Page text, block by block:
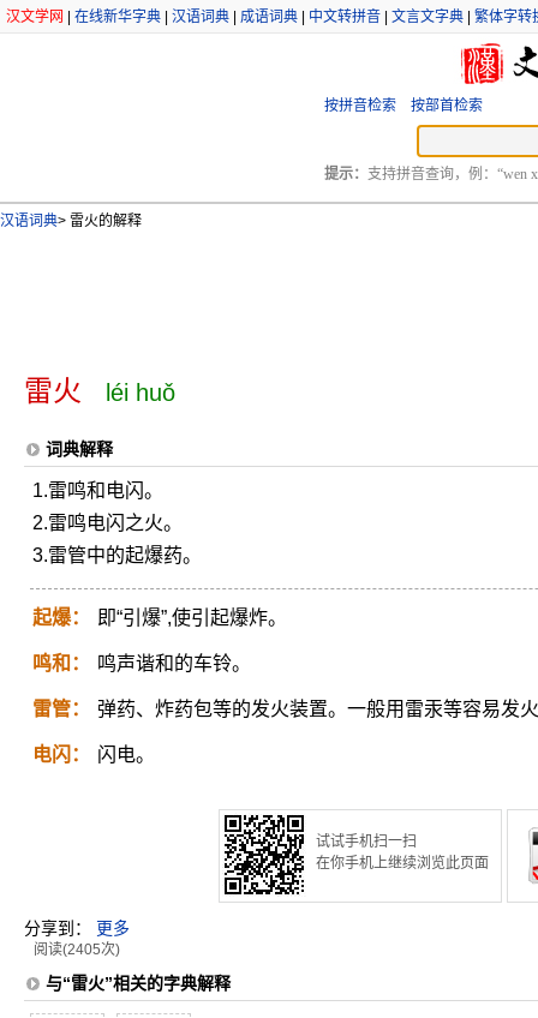
汉文学网 在线新华字典 汉语词典 成语词典 中文转拼音 文言文字典 繁体字转
按拼音检索 按部首检索
提示： 支持拼音查询，例：“wen
汉语词典> 雷火的解释
雷火 léi huǒ
词典解释
1.雷鸣和电闪。
2.雷鸣电闪之火。
3.雷管中的起爆药。
起爆： 即“引爆”,使引起爆炸。
鸣和： 鸣声谐和的车铃。
雷管： 弹药、炸药包等的发火装置。一般用雷汞等容易发
电闪： 闪电。
试试手机扫一扫
在你手机上继续浏览此页面
分享到： 更多
阅读(2405次)
与“雷火”相关的字典解释